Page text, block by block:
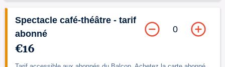
Spectacle café-théâtre - tarif
abonné
€16
0